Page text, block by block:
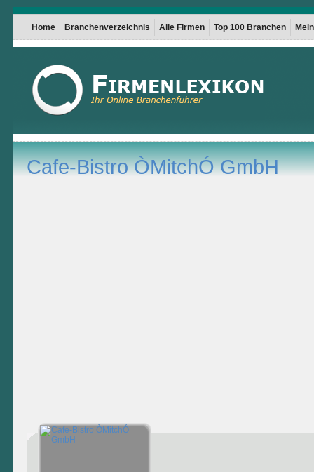
Home Branchenverzeichnis Alle Firmen Top 100 Branchen
Cafe-Bistro ÒMitchÓ GmbH